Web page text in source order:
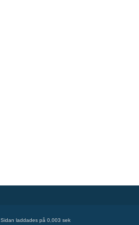
Sidan laddades på 0,003 sek